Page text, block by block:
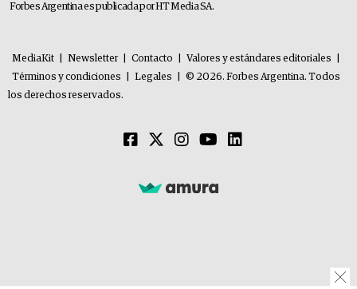
Forbes Argentina es publicada por HT Media SA.
MediaKit Newsletter Contacto Valores y estándares editoriales
Términos y condiciones
Legales
© 2026. Forbes Argentina. Todos
los derechos reservados.